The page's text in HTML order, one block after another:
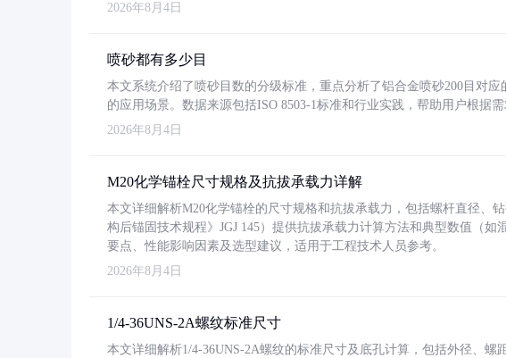
2026年8月4日
喷砂都有多少目
本文系统介绍了喷砂目数的分级标准，重点分析了铝合金喷砂200目对
的应用场景。数据来源包括ISO 8503-1标准和行业实践，帮助用户根据需
2026年8月4日
M20化学锚栓尺寸规格及抗拔承载力详解
本文详细解析M20化学锚栓的尺寸规格和抗拔承载力，包括螺杆直径、
构后锚固技术规程》JGJ 145）提供抗拔承载力计算方法和典型数值（如
要点、性能影响因素及选型建议，适用于工程技术人员参考。
2026年8月4日
1/4-36UNS-2A螺纹标准尺寸
本文详细解析1/4-36UNS-2A螺纹的标准尺寸及底孔计算，包括外径、